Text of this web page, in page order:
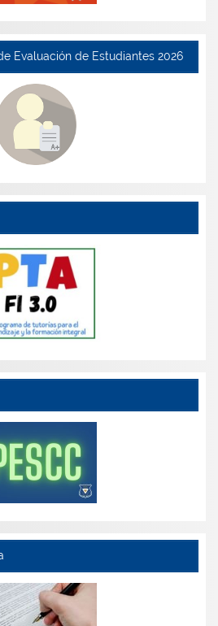
Evaluación de Estudiantes 2026